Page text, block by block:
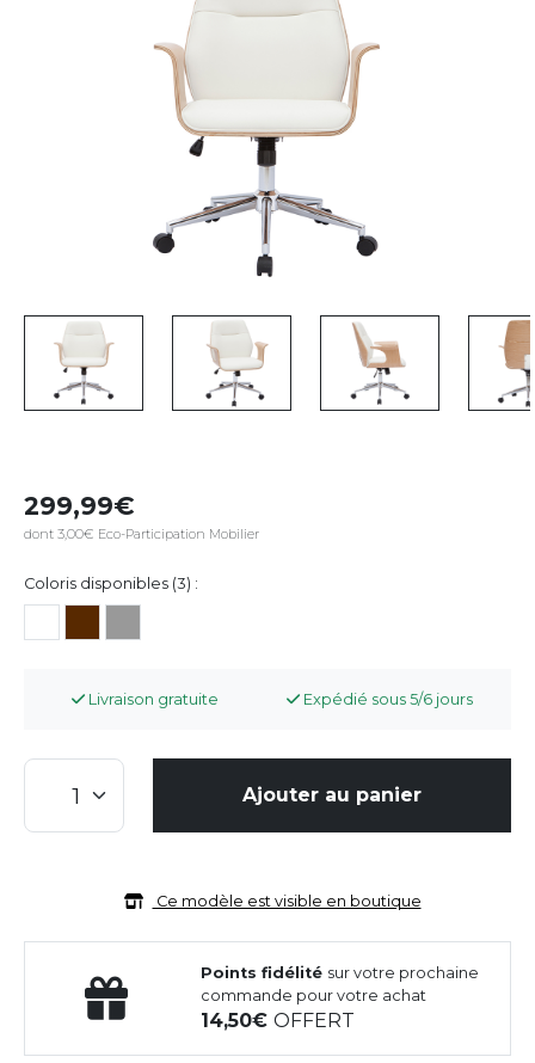
299,99
dont 3,00€ Eco-Participation Mobilier
Coloris disponibles (3) :
Livraison gratuite Expédié sous 5/6 jours
Ajouter au panier
Ce modèle est visible en boutique
Points fidélité sur votre prochaine
commande pour votre achat
14,50OFFERT